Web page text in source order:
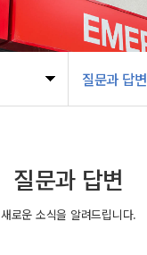
질문과 답변
질문과 답변
새로운 소식을 알려드립니다.